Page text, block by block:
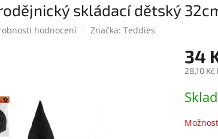
skládací dětský
hodnocení Značka: Teddies
34
28,10 Kč
cena: